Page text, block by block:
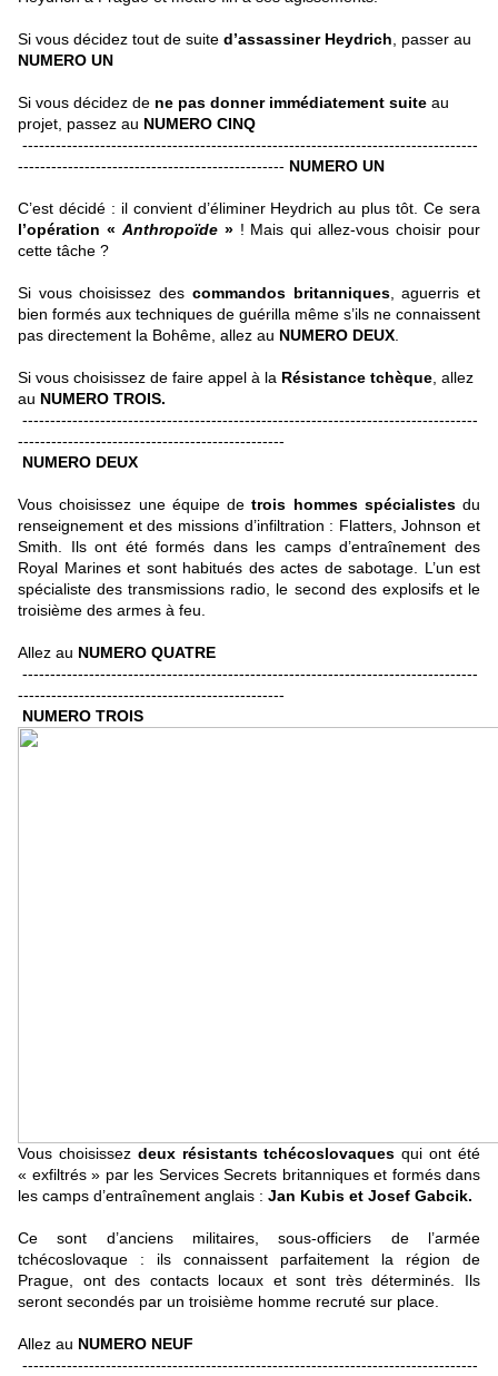
Si vous décidez tout de suite d’assassiner Heydrich , passer au
NUMERO UN
Si vous décidez de ne pas donner immédiatement suite au
projet, passez au NUMERO CINQ
----------------------------------------------------------------------------------
------------------------------------------------ NUMERO UN
C’est décidé : il convient d’éliminer Heydrich au plus tôt. Ce sera
l’opération « Anthropoïde»! Mais qui allez-vous choisir pour
cette tâche ?
Si vous choisissez des commandos britanniques, aguerris et
bien formés aux techniques de guérilla même s’ils ne connaissent
pas directement la Bohême, allez au NUMERO DEUX
Si vous choisissez de faire appel à la Résistance tchèque , allez
au NUMERO TROIS.
----------------------------------------------------------------------------------
------------------------------------------------
NUMERO DEUX
Vous choisissez une équipe detrois hommes spécialistesdu
renseignement et des missions d’infiltration : Flatters, Johnson et
Smith. Ils ont été formés dans les camps d’entraînement des
Royal Marines et sont habitués des actes de sabotage. L’un est
spécialiste des transmissions radio, le second des explosifs et le
troisième des armes à feu.
Allez au NUMERO QUATRE
----------------------------------------------------------------------------------
------------------------------------------------
NUMERO TROIS
Vous choisissez deux résistants tchécoslovaques qui ont été
« exfiltrés » par les Services Secrets britanniques et formés dans
les camps d’entraînement anglais : Jan Kubis et Josef Gabcik.
Ce sont d’anciens militaires, sous-officiers de l’armée
tchécoslovaque : ils connaissent parfaitement la région de
Prague, ont des contacts locaux et sont très déterminés. Ils
seront secondés par un troisième homme recruté sur place.
Allez au NUMERO NEUF
----------------------------------------------------------------------------------